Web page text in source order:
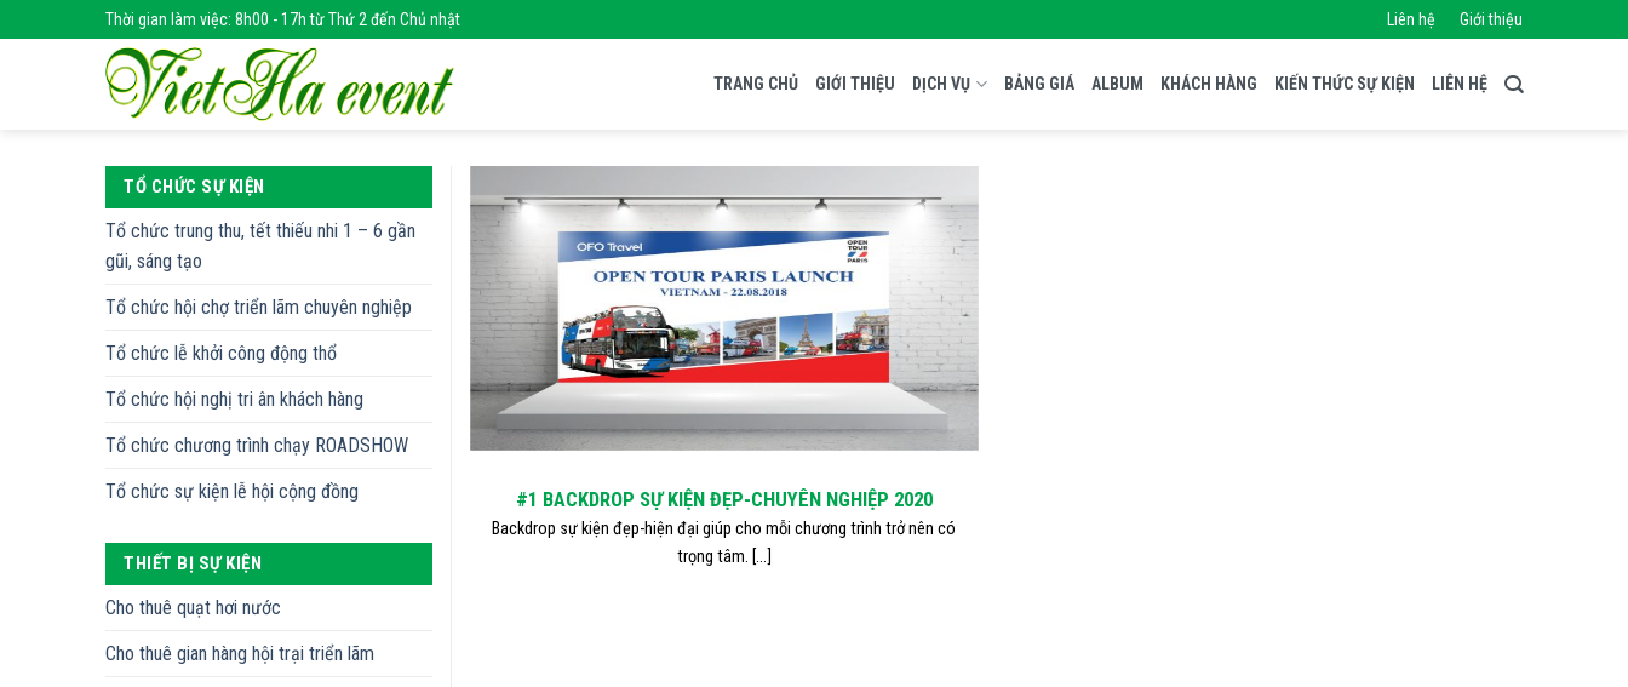
to
Thời gian làm việc: 8h00 - 17h từ Thứ 2 đến Chủ nhật Liên hệ Giới thiệu
TRANG CHỦ GIỚI THIỆU DỊCH VỤ BẢNG GIÁ ALBUM KHÁCH HÀNG KIẾN THỨC SỰ KIỆN LIÊN HỆ
TỔ CHỨC SỰ KIỆN
Tổ chức trung thu, tết thiếu nhi 1 – 6 gần
gũi, sáng tạo
Tổ chức hội chợ triển lãm chuyên nghiệp
Tổ chức lễ khởi công động thổ
Tổ chức hội nghị tri ân khách hàng
Tổ chức chương trình chạy ROADSHOW
Tổ chức sự kiện lễ hội cộng đồng
THIẾT BỊ SỰ KIỆN
Cho thuê quạt hơi nước
Cho thuê gian hàng hội trại triển lãm
#1 BACKDROP SỰ KIỆN ĐẸP-CHUYÊN NGHIỆP 2020
Backdrop sự kiện đẹp-hiện đại giúp cho mỗi chương trình trở nên có
trọng tâm. [...]